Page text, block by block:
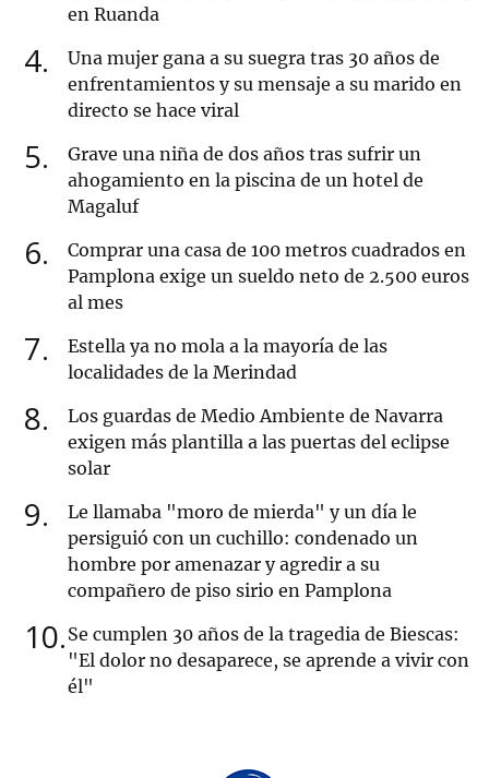
en Ruanda
4
Una mujer gana a su suegra tras 30 años de
enfrentamientos y su mensaje a su marido en
directo se hace viral
5
Grave una niña de dos años tras sufrir un
ahogamiento en la piscina de un hotel de
Magaluf
6
Comprar una casa de 100 metros cuadrados en
Pamplona exige un sueldo neto de 2.500 euros
al mes
7
Estella ya no mola a la mayoría de las
localidades de la Merindad
8
Los guardas de Medio Ambiente de Navarra
exigen más plantilla a las puertas del eclipse
solar
9
Le llamaba "moro de mierda" y un día le
persiguió con un cuchillo: condenado un
hombre por amenazar y agredir a su
compañero de piso sirio en Pamplona
10 Se cumplen 30 años de la tragedia de Biescas:
"El dolor no desaparece, se aprende a vivir con
él"